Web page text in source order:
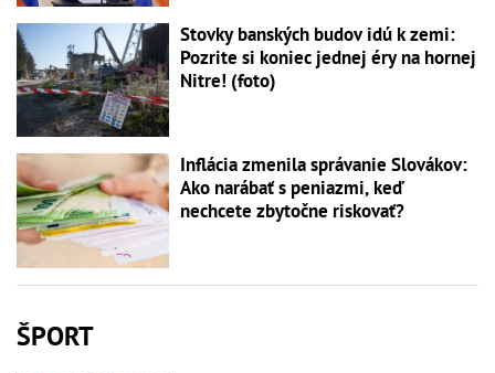
Stovky banských budov idú k zemi:
Pozrite si koniec jednej éry na hornej
Nitre! (foto)
Inflácia zmenila správanie Slovákov:
Ako narábať s peniazmi, keď
nechcete zbytočne riskovať?
ŠPORT